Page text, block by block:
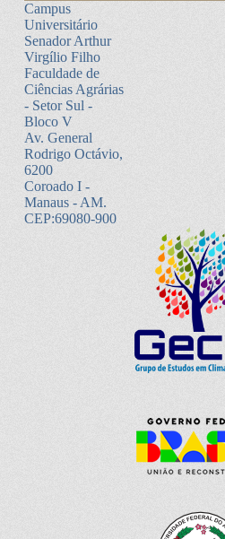
Campus
Universitário
Senador Arthur
Virgílio Filho
Faculdade de
Ciências Agrárias
- Setor Sul -
Bloco V
Av. General
Rodrigo Octávio,
6200
Coroado I -
Manaus - AM.
CEP:69080-900